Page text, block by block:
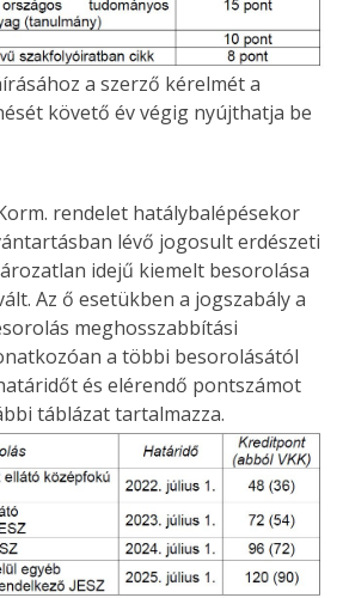
a szerző kérelmét a
követő év végig nyújthatja be
rendelet hatálybalépésekor
lévő jogosult erdészeti
idejű kiemelt besorolása
Az ő esetükben a jogszabály a
meghosszabbítási
a többi besorolásától
és elérendő pontszámot
táblázat tartalmazza.